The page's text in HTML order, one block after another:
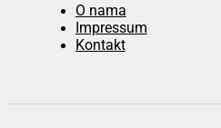
O nama
Impressum
Kontakt